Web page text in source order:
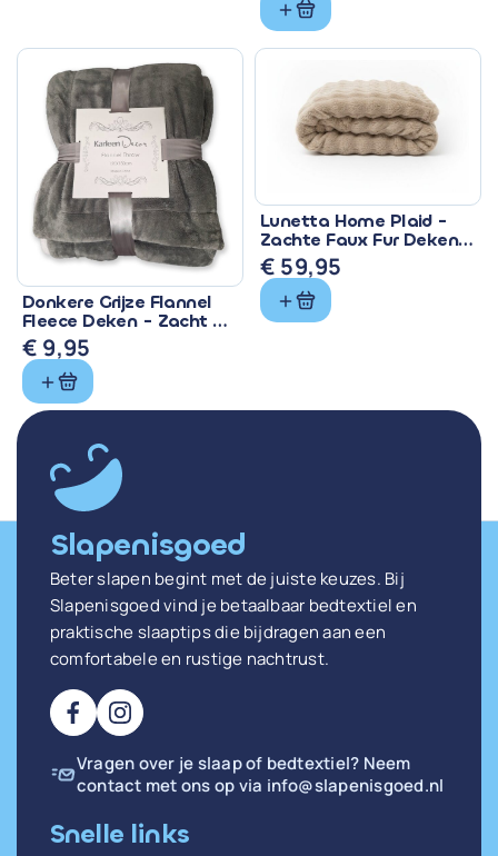
prijs
was:
prijs
is:
Donkere Grijze Flannel
Fleece Deken - Zacht &
Warm
€ 9,95
Lunetta Home Plaid -
Zachte Faux Fur Deken
150x200 cm
€ 59,95
Slapenisgoed
Beter slapen begint met de juiste keuzes. Bij
Slapenisgoed vind je betaalbaar bedtextiel en
praktische slaaptips die bijdragen aan een
comfortabele en rustige nachtrust.
Vragen over je slaap of bedtextiel? Neem
contact met ons op via info@slapenisgoed.nl
Snelle links